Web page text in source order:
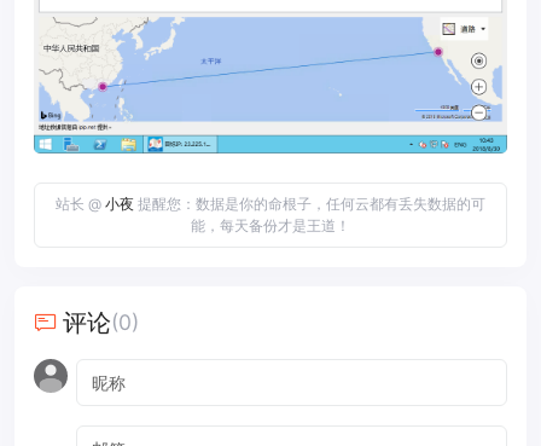
站长 @ 小夜 提醒您：数据是你的命根子，任何云都有丢失数据的可
能，每天备份才是王道！
评论(0)